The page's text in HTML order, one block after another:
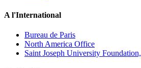
A l'International
Bureau de Paris
North America Office
Saint Joseph University